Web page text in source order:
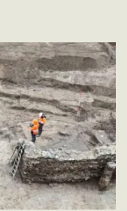
Zoek